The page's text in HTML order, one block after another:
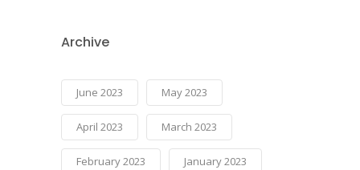
Archive
June 2023 May 2023
April 2023 March 2023
February 2023 January 2023